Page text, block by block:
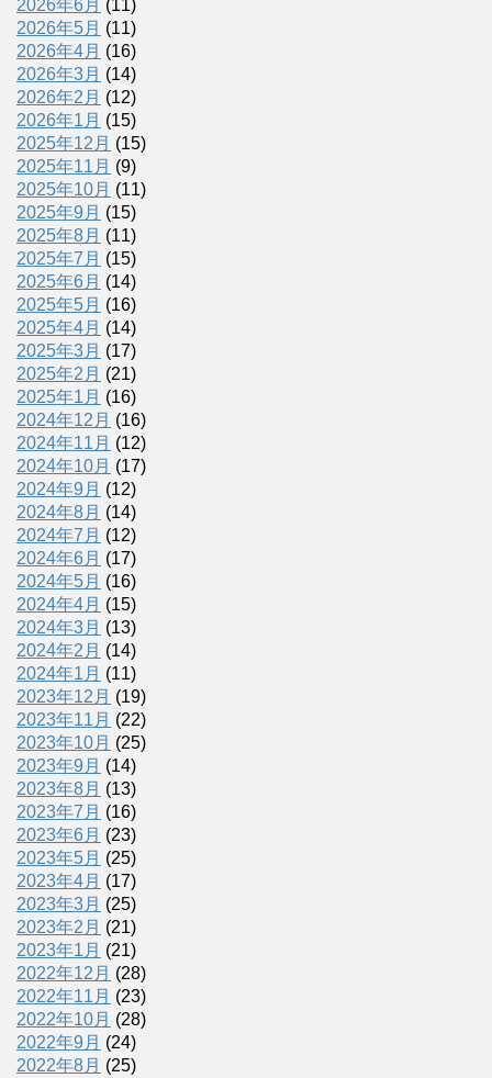
2026年6月 (11)
2026年5月 (11)
2026年4月 (16)
2026年3月 (14)
2026年2月 (12)
2026年1月 (15)
2025年12月 (15)
2025年11月 (9)
2025年10月 (11)
2025年9月 (15)
2025年8月 (11)
2025年7月 (15)
2025年6月 (14)
2025年5月 (16)
2025年4月 (14)
2025年3月 (17)
2025年2月 (21)
2025年1月 (16)
2024年12月 (16)
2024年11月 (12)
2024年10月 (17)
2024年9月 (12)
2024年8月 (14)
2024年7月 (12)
2024年6月 (17)
2024年5月 (16)
2024年4月 (15)
2024年3月 (13)
2024年2月 (14)
2024年1月 (11)
2023年12月 (19)
2023年11月 (22)
2023年10月 (25)
2023年9月 (14)
2023年8月 (13)
2023年7月 (16)
2023年6月 (23)
2023年5月 (25)
2023年4月 (17)
2023年3月 (25)
2023年2月 (21)
2023年1月 (21)
2022年12月 (28)
2022年11月 (23)
2022年10月 (28)
2022年9月 (24)
2022年8月 (25)